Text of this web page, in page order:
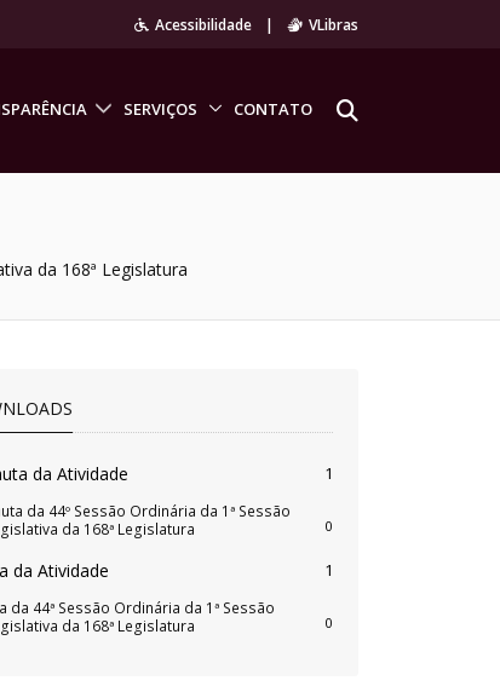
Acessibilidade | VLibras
SERVIÇOS CONTATO
da 168ª Legislatura
da Atividade 1
da 44º Sessão Ordinária da 1ª Sessão
da 168ª Legislatura
0
da Atividade 1
da 44ª Sessão Ordinária da 1ª Sessão
da 168ª Legislatura
0